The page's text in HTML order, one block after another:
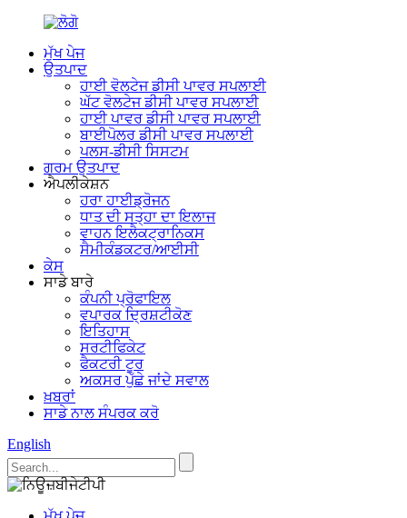
ਮੁੱਖ ਪੇਜ
ਉਤਪਾਦ
ਹਾਈ ਵੋਲਟੇਜ ਡੀਸੀ ਪਾਵਰ ਸਪਲਾਈ
ਘੱਟ ਵੋਲਟੇਜ ਡੀਸੀ ਪਾਵਰ ਸਪਲਾਈ
ਹਾਈ ਪਾਵਰ ਡੀਸੀ ਪਾਵਰ ਸਪਲਾਈ
ਬਾਈਪੋਲਰ ਡੀਸੀ ਪਾਵਰ ਸਪਲਾਈ
ਪਲਸ-ਡੀਸੀ ਸਿਸਟਮ
ਗਰਮ ਉਤਪਾਦ
ਐਪਲੀਕੇਸ਼ਨ
ਹਰਾ ਹਾਈਡ੍ਰੋਜਨ
ਧਾਤ ਦੀ ਸਤ੍ਹਾ ਦਾ ਇਲਾਜ
ਵਾਹਨ ਇਲੈਕਟ੍ਰਾਨਿਕਸ
ਸੈਮੀਕੰਡਕਟਰ/ਆਈਸੀ
ਕੇਸ
ਸਾਡੇ ਬਾਰੇ
ਕੰਪਨੀ ਪ੍ਰੋਫਾਇਲ
ਵਪਾਰਕ ਦ੍ਰਿਸ਼ਟੀਕੋਣ
ਇਤਿਹਾਸ
ਸਰਟੀਫਿਕੇਟ
ਫੈਕਟਰੀ ਟੂਰ
ਅਕਸਰ ਪੁੱਛੇ ਜਾਂਦੇ ਸਵਾਲ
ਖ਼ਬਰਾਂ
ਸਾਡੇ ਨਾਲ ਸੰਪਰਕ ਕਰੋ
English